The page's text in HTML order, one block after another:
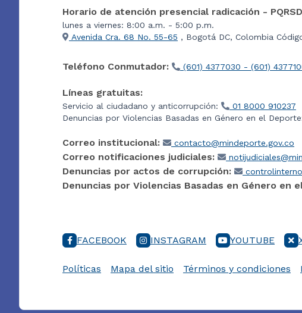
Horario de atención presencial radicación -
lunes a viernes: 8:00 a.m. - 5:00 p.m.
Avenida Cra. 68 No. 55-65 , Bogotá DC, Colombia
Teléfono Conmutador: (601) 4377030 - (601)
Líneas gratuitas:
Servicio al ciudadano y anticorrupción:
01 8000 910237
Denuncias por Violencias Basadas en Género en el
Correo institucional: contacto@mindeporte.gov.co
Correo notificaciones judiciales:
Denuncias por actos de corrupción:
Denuncias por Violencias Basadas en Género en
FACEBOOK INSTAGRAM YOUTUBE
Políticas Mapa del sitio Términos y condiciones